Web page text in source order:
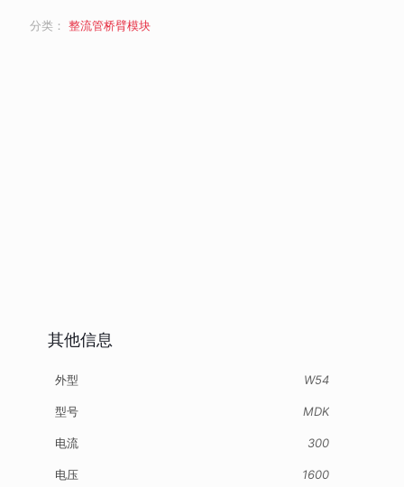
分类： 整流管桥臂模块
其他信息
外型 W54
型号 MDK
电流 300
电压 1600